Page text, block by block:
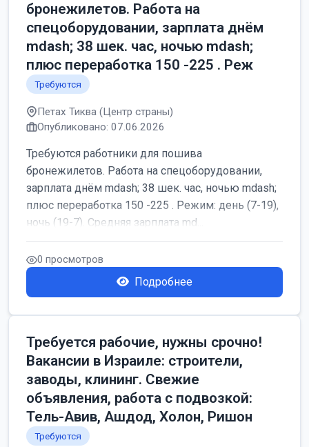
бронежилетов. Работа на
спецоборудовании, зарплата днём
mdash; 38 шек. час, ночью mdash;
плюс переработка 150 -225 . Реж
Требуются
Петах Тиква (Центр страны)
Опубликовано: 07.06.2026
Требуются работники для пошива
бронежилетов. Работа на спецоборудовании,
зарплата днём mdash; 38 шек. час, ночью mdash;
плюс переработка 150 -225 . Режим: день (7-19),
ночь (19-7). Средняя зарплата md...
0 просмотров
Подробнее
Требуется рабочие, нужны срочно!
Вакансии в Израиле: строители,
заводы, клининг. Свежие
объявления, работа с подвозкой:
Тель-Авив, Ашдод, Холон, Ришон
Требуются